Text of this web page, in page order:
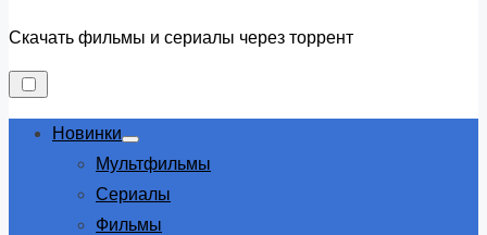
Скачать фильмы и сериалы через торрент
Новинки
Show
sub
Мультфильмы
Сериалы
Фильмы